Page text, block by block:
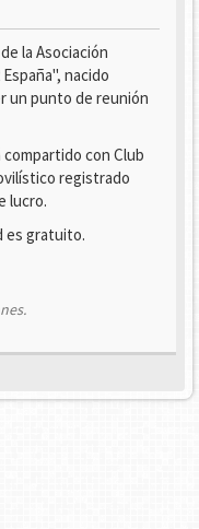
la Asociación
nacido
un punto de reunión
con Club
registrado
lucro.
es gratuito.